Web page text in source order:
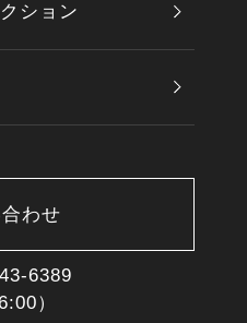
ション
わせ
6389
）